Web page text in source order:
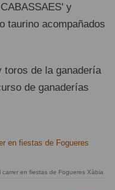
y
taurino acompañados
toros de la ganadería
de ganaderías
en fiestas de Fogueres Xàbia